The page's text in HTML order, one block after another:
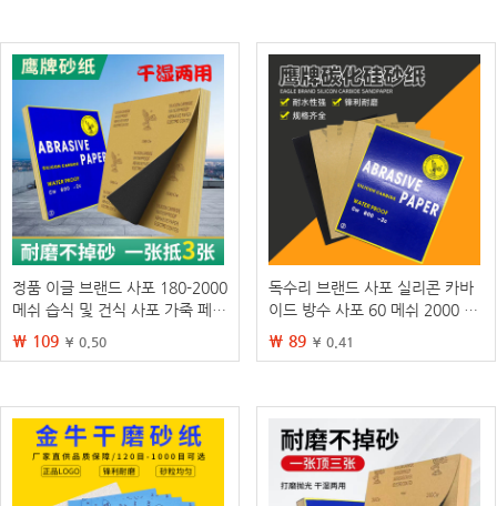
정품 이글 브랜드 사포 180-2000
메쉬 습식 및 건식 사포 가죽 페인
트 옥 목공 연삭 및 연마
₩ 109 ¥ 0.50
독수리 브랜드 사포 실리콘 카바
이드 방수 사포 60 메쉬 2000 메
시 물 연마 벽 퍼티 연마
₩ 89 ¥ 0.41